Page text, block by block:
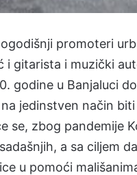
promoteri
i gitarista i muzički
godine u Banjaluci
jedinstven način
se, zbog pandemije
a sa ciljem
u pomoći